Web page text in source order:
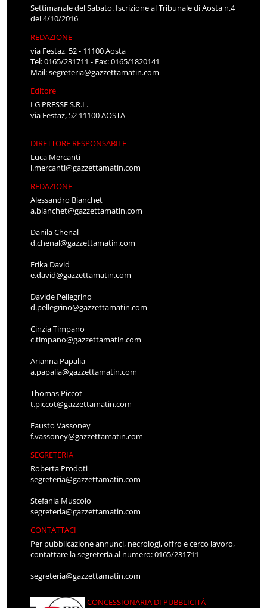
Settimanale del Sabato. Iscrizione al Tribunale di Aosta n.4
del 4/10/2016
REDAZIONE
via Festaz, 52 - 11100 Aosta
Tel: 0165/231711 - Fax: 0165/1820141
Mail:segreteria@gazzettamatin.com
Editore
LG PRESSE S.R.L.
via Festaz, 52 11100 AOSTA
DIRETTORE RESPONSABILE
Luca Mercanti
l.mercanti@gazzettamatin.com
REDAZIONE
Alessandro Bianchet
a.bianchet@gazzettamatin.com
Danila Chenal
d.chenal@gazzettamatin.com
Erika David
e.david@gazzettamatin.com
Davide Pellegrino
d.pellegrino@gazzettamatin.com
Cinzia Timpano
c.timpano@gazzettamatin.com
Arianna Papalia
a.papalia@gazzettamatin.com
Thomas Piccot
t.piccot@gazzettamatin.com
Fausto Vassoney
f.vassoney@gazzettamatin.com
SEGRETERIA
Roberta Prodoti
segreteria@gazzettamatin.com
Stefania Muscolo
segreteria@gazzettamatin.com
CONTATTACI
Per pubblicazione annunci, necrologi, offro e cerco lavoro,
contattare la segreteria al numero: 0165/231711
segreteria@gazzettamatin.com
CONCESSIONARIA DI PUBBLICITÀ